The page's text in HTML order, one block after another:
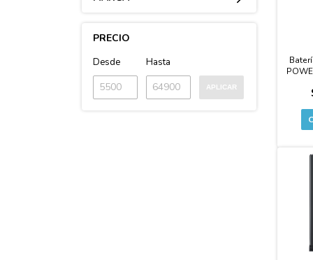
PRECIO
Desde Hasta
APLICAR
G10